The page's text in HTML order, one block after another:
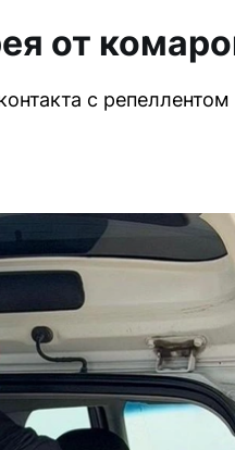
от
с репеллентом